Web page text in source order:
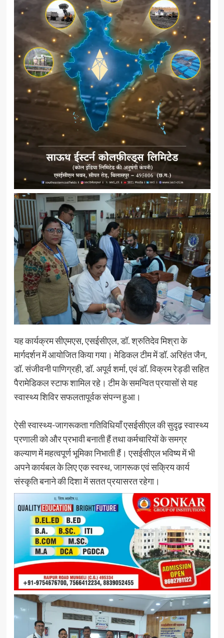
यह कार्यक्रम सीएमएस, एसईसीएल, डॉ. श्रुतिदेव मिश्रा के
मार्गदर्शन में आयोजित किया गया। मेडिकल टीम में डॉ. अरिहंत जैन,
डॉ. संजीवनी पाणिग्रही, डॉ. अपूर्व शर्मा, एवं डॉ. विक्रम रेड्डी सहित
पैरामेडिकल स्टाफ शामिल रहे। टीम के समन्वित प्रयासों से यह
स्वास्थ्य शिविर सफलतापूर्वक संपन्न हुआ।
ऐसी स्वास्थ्य-जागरूकता गतिविधियाँ एसईसीएल की सुदृढ़ स्वास्थ्य
प्रणाली को और प्रभावी बनाती हैं तथा कर्मचारियों के समग्र
कल्याण में महत्वपूर्ण भूमिका निभाती हैं। एसईसीएल भविष्य में भी
अपने कार्यबल के लिए एक स्वस्थ, जागरूक एवं सक्रिय कार्य
संस्कृति बनाने की दिशा में सतत प्रयासरत रहेगा।